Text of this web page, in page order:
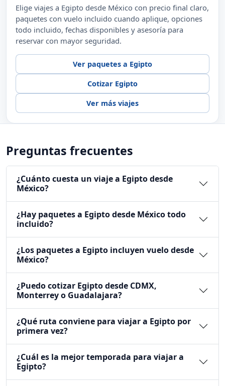
Elige viajes a Egipto desde México con precio final claro,
paquetes con vuelo incluido cuando aplique, opciones
todo incluido, fechas disponibles y asesoría para
reservar con mayor seguridad.
Ver paquetes a Egipto
Cotizar Egipto
Ver más viajes
Preguntas frecuentes
¿Cuánto cuesta un viaje a Egipto desde
México?
¿Hay paquetes a Egipto desde México todo
incluido?
¿Los paquetes a Egipto incluyen vuelo desde
México?
¿Puedo cotizar Egipto desde CDMX,
Monterrey o Guadalajara?
¿Qué ruta conviene para viajar a Egipto por
primera vez?
¿Cuál es la mejor temporada para viajar a
Egipto?